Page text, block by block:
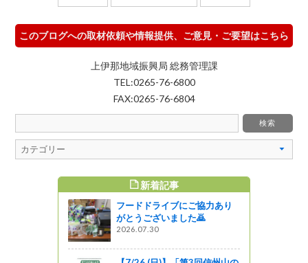
このブログへの取材依頼や情報提供、ご意見・ご要望はこちら
上伊那地域振興局 総務管理課
TEL:0265-76-6800
FAX:0265-76-6804
新着記事
フードドライブにご協力あり
がとうございました🙇
2026.07.30